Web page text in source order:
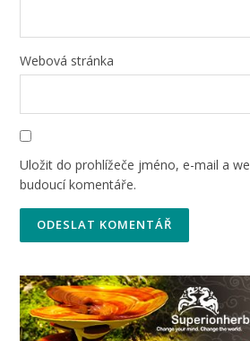
Webová stránka
Uložit do prohlížeče jméno, e-mail a
budoucí komentáře.